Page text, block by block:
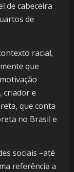
de cabeceira
de
racial,
que
criador e
que conta
no Brasil e
sociais –até
referência a